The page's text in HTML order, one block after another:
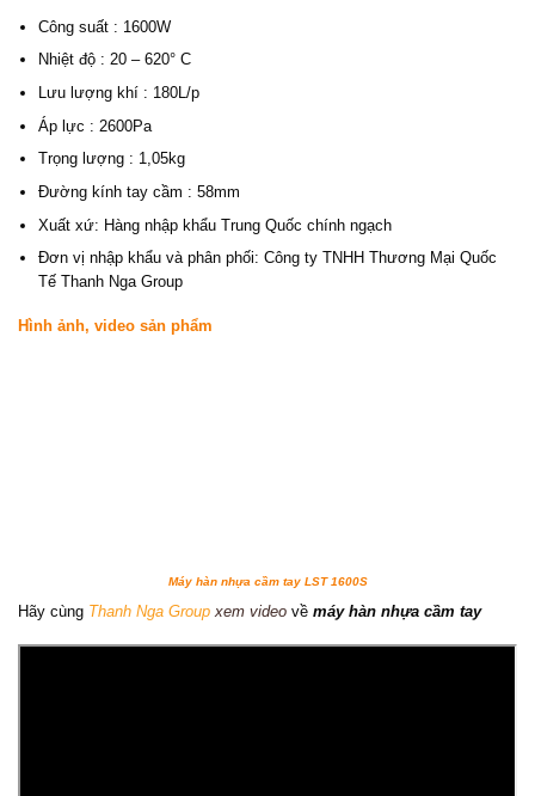
Công suất : 1600W
Nhiệt độ : 20 – 620° C
Lưu lượng khí : 180L/p
Áp lực : 2600Pa
Trọng lượng : 1,05kg
Đường kính tay cầm : 58mm
Xuất xứ: Hàng nhập khẩu Trung Quốc chính ngạch
Đơn vị nhập khẩu và phân phối: Công ty TNHH Thương Mại Quốc
Tế Thanh Nga Group
Hình ảnh, video sản phẩm
Máy hàn nhựa cầm tay LST 1600S
Hãy cùng Thanh Nga Group xem video về máy hàn nhựa cầm tay